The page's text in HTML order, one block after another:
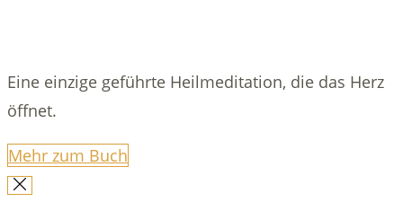
Eine einzige geführte Heilmeditation, die das Herz
öffnet.
Mehr zum Buch